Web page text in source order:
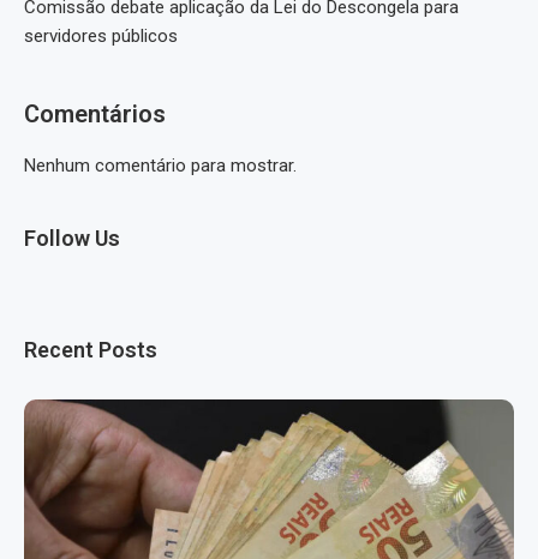
Comissão debate aplicação da Lei do Descongela para
servidores públicos
Comentários
Nenhum comentário para mostrar.
Follow Us
Recent Posts